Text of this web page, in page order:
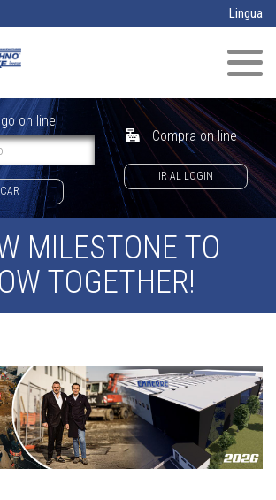
Lingua
on line
Compra on line
IR AL LOGIN
MILESTONE TO
TOGETHER!